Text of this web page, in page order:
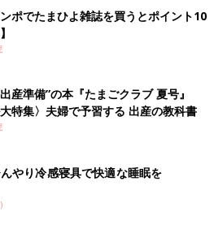
ポでたまひよ雑誌を買うとポイント10
産準備”の本『たまごクラブ 夏号』
大特集〉夫婦で予習する 出産の教科書
んやり冷感寝具で快適な睡眠を